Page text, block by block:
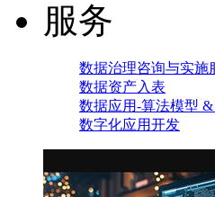
服务
数据治理咨询与实施
数据资产入表
数据应用-算法模型
数字化应用开发